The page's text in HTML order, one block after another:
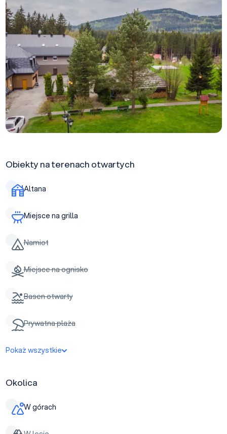
Obiekty na terenach otwartych
Altana
Miejsce na grilla
Namiot
Miejsce na ognisko
Basen otwarty
Prywatna plaża
Pokaż wszystkie
Okolica
W górach